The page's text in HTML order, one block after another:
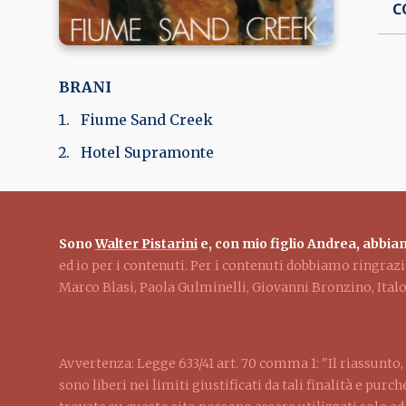
BRANI
Fiume Sand Creek
Hotel Supramonte
SonoWalter Pistarinie, con mio figlio Andrea,
ed io per i contenuti. Per i contenuti dobbiamo
Marco Blasi, Paola Gulminelli, Giovanni Bronzino,
Avvertenza: Legge 633/41 art. 70 comma 1: "Il
sono liberi nei limiti giustificati da tali finalità e